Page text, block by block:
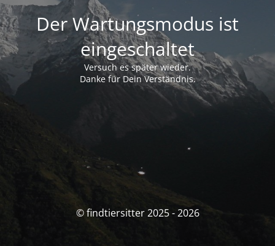
Der Wartungsmodus ist
eingeschaltet
Versuch es später wieder.
Danke für Dein Verständnis.
© findtiersitter 2025 - 2026